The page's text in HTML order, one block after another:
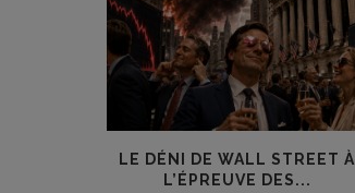
LE DÉNI DE WALL STREET À
L’ÉPREUVE DES...